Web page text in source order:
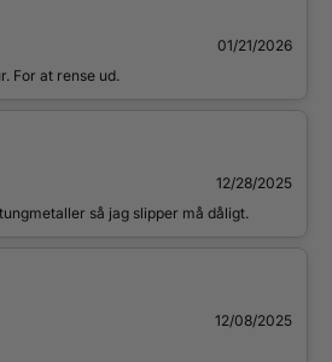
01/21/2026
For at rense ud.
12/28/2025
så jag slipper må dåligt.
12/08/2025